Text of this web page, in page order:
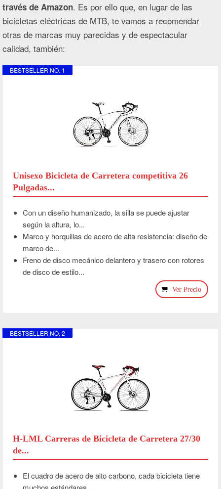
través de Amazon. Es por ello que, en lugar de las
bicicletas eléctricas de MTB, te vamos a recomendar
otras de marcas muy parecidas y de espectacular
calidad, también:
BESTSELLER NO. 1
Unisexo Bicicleta de Carretera competitiva 26
Pulgadas...
Con un diseño humanizado, la silla se puede ajustar
según la altura, lo...
Marco y horquillas de acero de alta resistencia: diseño de
marco de...
Freno de disco mecánico delantero y trasero con rotores
de disco de estilo...
Ver Precio
BESTSELLER NO. 2
H-LML Carreras de Bicicleta de Carretera 27/30
de...
El cuadro de acero de alto carbono, cada bicicleta tiene